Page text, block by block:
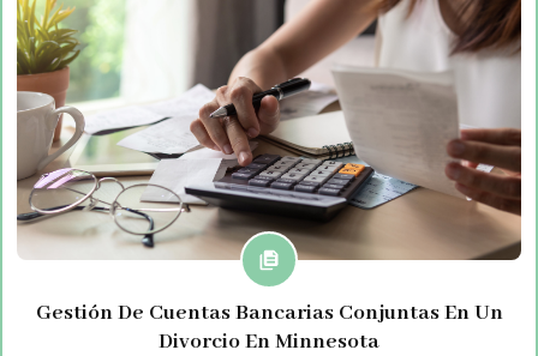
Gestión De Cuentas Bancarias Conjuntas En Un
Divorcio En Minnesota